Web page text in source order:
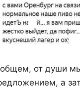
от души
а